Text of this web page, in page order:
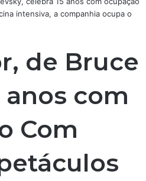
intensiva, a companhia ocupa o
de Bruce
anos com
Com